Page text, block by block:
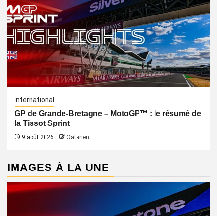
International
GP de Grande-Bretagne – MotoGP™ : le résumé de
la Tissot Sprint
9 août 2026 Qatarien
IMAGES À LA UNE